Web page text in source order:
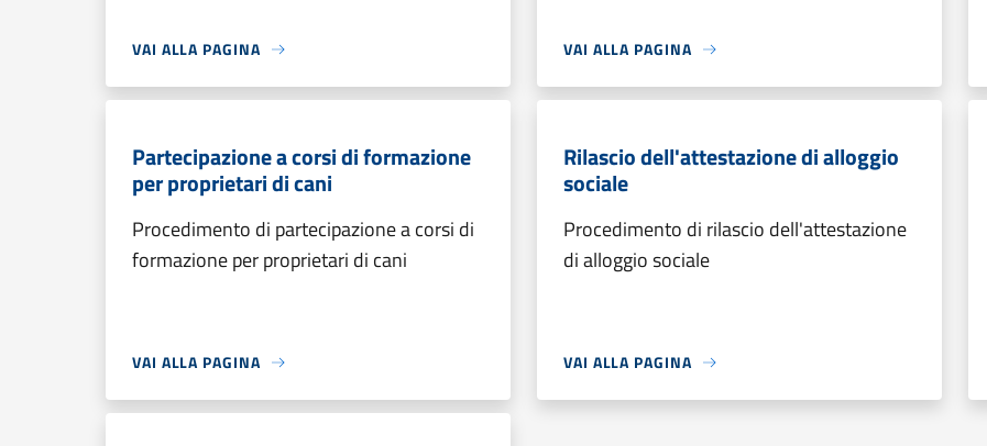
VAI ALLA PAGINA VAI ALLA PAGINA
Partecipazione a corsi di formazione
per proprietari di cani
Procedimento di partecipazione a corsi di
formazione per proprietari di cani
VAI ALLA PAGINA
Rilascio dell'attestazione di alloggio
sociale
Procedimento di rilascio dell'attestazione
di alloggio sociale
VAI ALLA PAGINA